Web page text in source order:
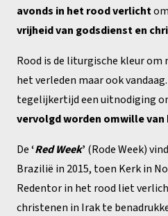
avonds in het rood verlicht
vrijheid van godsdienst en
Rood is de liturgische kleur
het verleden maar ook
tegelijkertijd een uitnodiging
vervolgd worden omwille
De‘Red Week’ (Rode Week)
Brazilië in 2015, toen Kerk in
Redentor in het rood liet
christenen in Irak te